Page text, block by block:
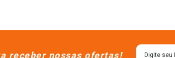
receber nossas ofertas!